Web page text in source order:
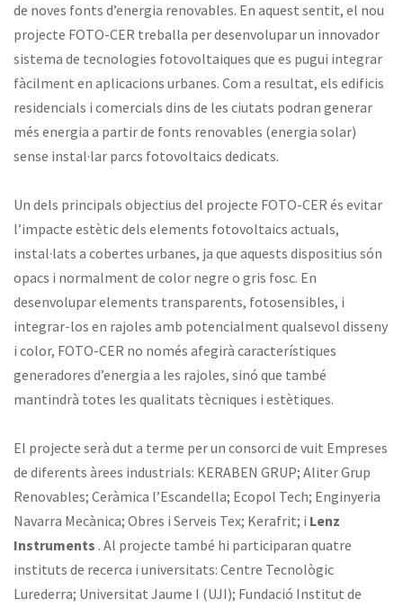
de noves fonts d’energia renovables. En aquest sentit, el nou
projecte FOTO-CER treballa per desenvolupar un innovador
sistema de tecnologies fotovoltaiques que es pugui integrar
fàcilment en aplicacions urbanes. Com a resultat, els edificis
residencials i comercials dins de les ciutats podran generar
més energia a partir de fonts renovables (energia solar)
sense instal·lar parcs fotovoltaics dedicats.
Un dels principals objectius del projecte FOTO-CER és evitar
l’impacte estètic dels elements fotovoltaics actuals,
instal·lats a cobertes urbanes, ja que aquests dispositius són
opacs i normalment de color negre o gris fosc. En
desenvolupar elements transparents, fotosensibles, i
integrar-los en rajoles amb potencialment qualsevol disseny
i color, FOTO-CER no només afegirà característiques
generadores d’energia a les rajoles, sinó que també
mantindrà totes les qualitats tècniques i estètiques.
El projecte serà dut a terme per un consorci de vuit Empreses
de diferents àrees industrials: KERABEN GRUP; Aliter Grup
Renovables; Ceràmica l’Escandella; Ecopol Tech; Enginyeria
Navarra Mecànica; Obres i Serveis Tex; Kerafrit; i Lenz
Instruments . Al projecte també hi participaran quatre
instituts de recerca i universitats: Centre Tecnològic
Lurederra; Universitat Jaume I (UJI); Fundació Institut de